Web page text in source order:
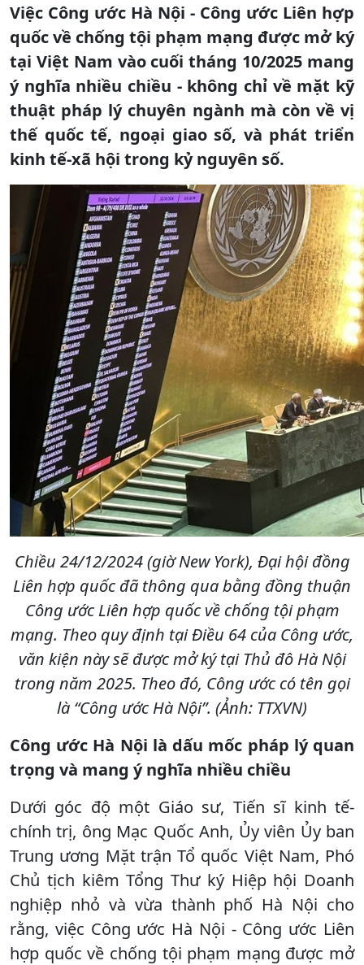
Việc Công ước Hà Nội - Công ước Liên hợp
quốc về chống tội phạm mạng được mở ký
tại Việt Nam vào cuối tháng 10/2025 mang
ý nghĩa nhiều chiều - không chỉ về mặt kỹ
thuật pháp lý chuyên ngành mà còn về vị
thế quốc tế, ngoại giao số, và phát triển
kinh tế-xã hội trong kỷ nguyên số.
Chiều 24/12/2024 (giờ New York), Đại hội đồng
Liên hợp quốc đã thông qua bằng đồng thuận
Công ước Liên hợp quốc về chống tội phạm
mạng. Theo quy định tại Điều 64 của Công ước,
văn kiện này sẽ được mở ký tại Thủ đô Hà Nội
trong năm 2025. Theo đó, Công ước có tên gọi
là “Công ước Hà Nội”. (Ảnh: TTXVN)
Công ước Hà Nội là dấu mốc pháp lý quan
trọng và mang ý nghĩa nhiều chiều
Dưới góc độ một Giáo sư, Tiến sĩ kinh tế-
chính trị, ông Mạc Quốc Anh, Ủy viên Ủy ban
Trung ương Mặt trận Tổ quốc Việt Nam, Phó
Chủ tịch kiêm Tổng Thư ký Hiệp hội Doanh
nghiệp nhỏ và vừa thành phố Hà Nội cho
rằng, việc Công ước Hà Nội - Công ước Liên
hợp quốc về chống tội phạm mạng được mở